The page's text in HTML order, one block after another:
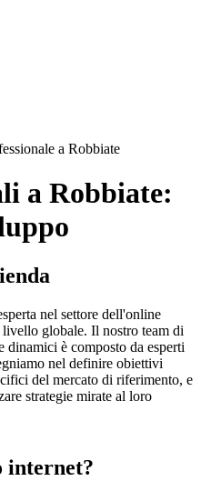
a Robbiate
a Robbiate:
nel settore dell'online
globale. Il nostro team di
dinamici è composto da esperti
nel definire obiettivi
del mercato di riferimento, e
strategie mirate al loro
internet?